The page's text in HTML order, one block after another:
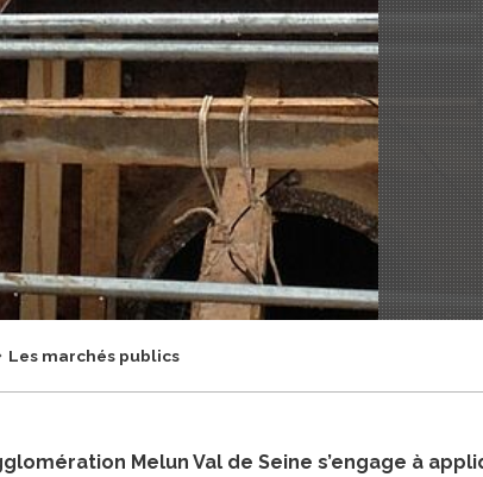
Les marchés publics
Melun Val de Seine s’engage à